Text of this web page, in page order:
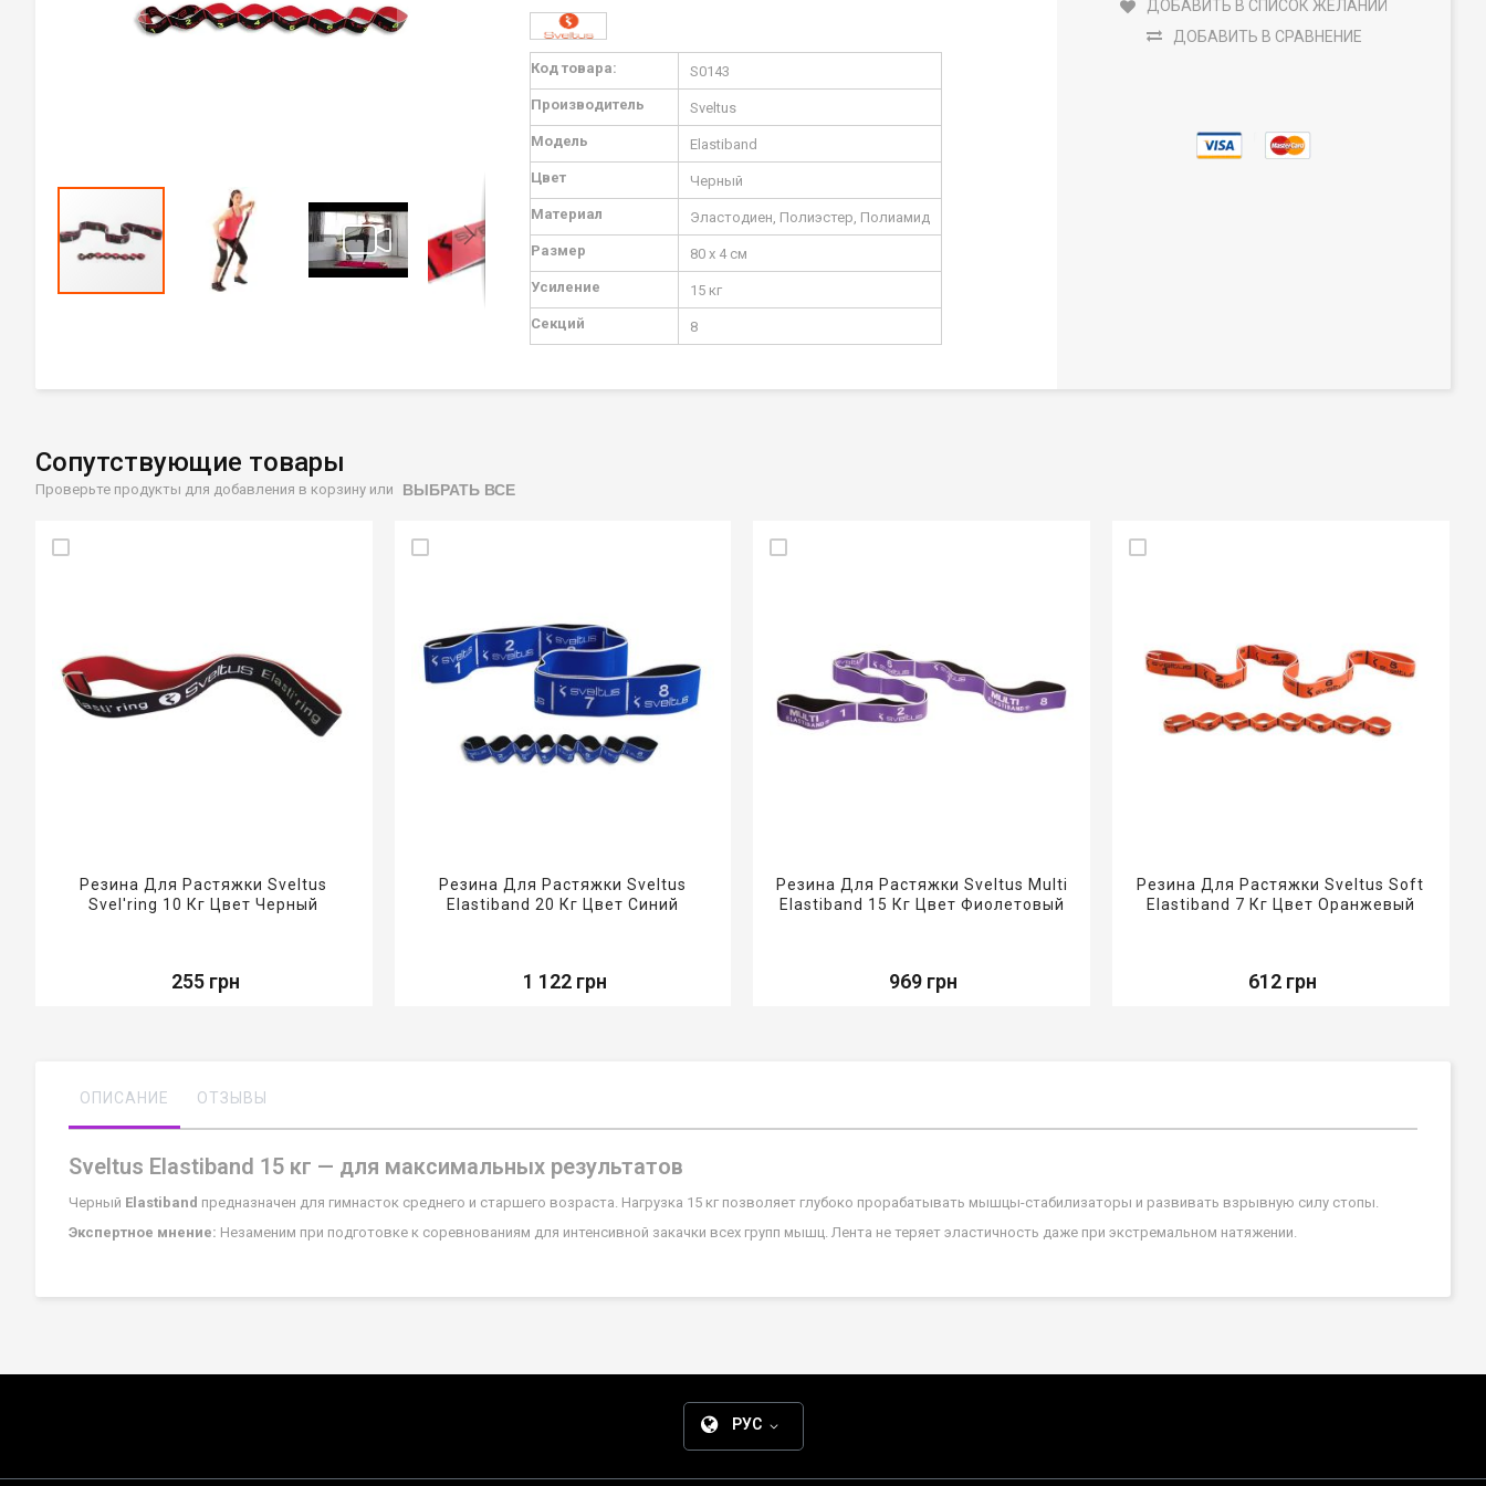
изображений
Подробная
информация
Код товара:
S0143
Производитель
Sveltus
Модель
Elastiband
Цвет
Черный
Материал
Эластодиен, Полиэстер, Полиамид
Размер
80 х 4 см
Усиление
15 кг
Секций
8
ДОБАВИТЬ В СПИСОК ЖЕЛАНИЙ
ДОБАВИТЬ В СРАВНЕНИЕ
Сопутствующие товары
Проверьте продукты для добавления в корзину или ВЫБРАТЬ ВСЕ
Резина Для Растяжки Sveltus
Svel'ring 10 Кг Цвет Черный
255 грн
Резина Для Растяжки Sveltus
Elastiband 20 Кг Цвет Синий
1 122 грн
Резина Для Растяжки Sveltus Multi
Elastiband 15 Кг Цвет Фиолетовый
969 грн
Резина Для Растяжки Sveltus Soft
Elastiband 7 Кг Цвет Оранжевый
612 грн
ОПИСАНИЕ ОТЗЫВЫ
Sveltus Elastiband 15 кг — для максимальных результатов
Черный Elastiband предназначен для гимнасток среднего и старшего возраста. Нагрузка 15 кг позволяет глубоко прорабатывать мышцы-стабилизаторы и развивать взрывную силу стопы.
Экспертное мнение: Незаменим при подготовке к соревнованиям для интенсивной закачки всех групп мышц. Лента не теряет эластичность даже при экстремальном натяжении.
РУС